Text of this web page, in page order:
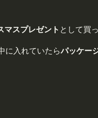
マスプレゼント として買
に入れていたらパッケー